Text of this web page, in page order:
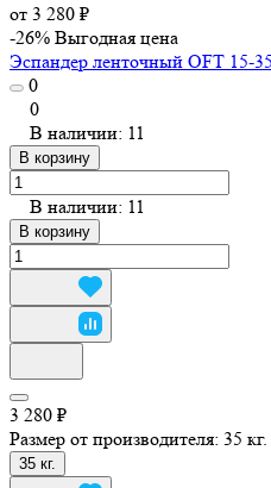
от 3 280 ₽
-26% Выгодная цена
Эспандер ленточный OFT 15-
0
0
В наличии: 11
В корзину
В наличии: 11
В корзину
3 280 ₽
Размер от производителя: 35 кг.
35 кг.